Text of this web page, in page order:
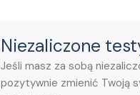
Niezaliczone
Jeśli masz za sobą
pozytywnie zmienić Twoją